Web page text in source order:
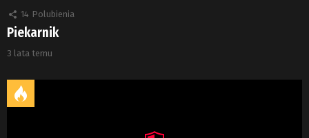
14 Polubienia
Piekarnik
3 lata temu